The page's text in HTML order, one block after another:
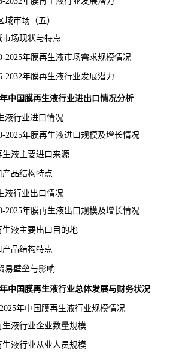
市场（五）
现状与特点
年膜再生液市场需求规模情况
年膜再生液行业发展潜力
中国膜再生液行业进出口情况分析
行业进口情况
年膜再生液进口规模及增长情况
主要进口来源
结构特点
行业出口情况
年膜再生液出口规模及增长情况
主要出口目的地
结构特点
壁垒与影响
中国膜再生液行业总体发展与财务状况
年中国膜再生液行业规模情况
业企业数量规模
行业从业人员规模